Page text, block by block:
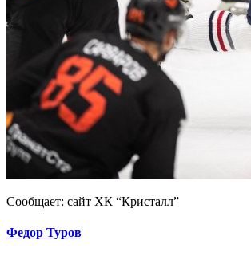
Сообщает: сайт ХК “Кристалл”
Федор Туров